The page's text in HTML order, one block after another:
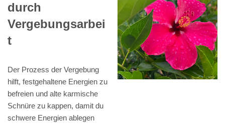
durch
Vergebungsarbei
t
Der Prozess der Vergebung
hilft, festgehaltene Energien zu
befreien und alte karmische
Schnüre zu kappen, damit du
schwere Energien ablegen